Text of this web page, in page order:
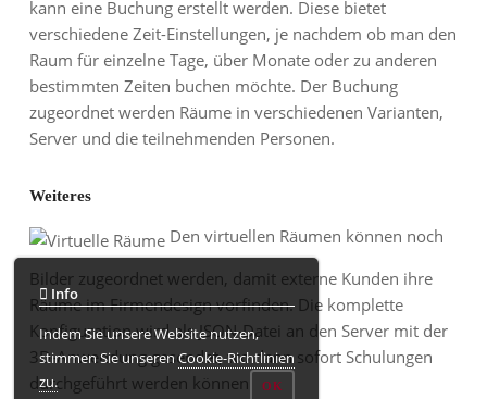
kann eine Buchung erstellt werden. Diese bietet
verschiedene Zeit-Einstellungen, je nachdem ob man den
Raum für einzelne Tage, über Monate oder zu anderen
bestimmten Zeiten buchen möchte. Der Buchung
zugeordnet werden Räume in verschiedenen Varianten,
Server und die teilnehmenden Personen.
Weiteres
Den virtuellen Räumen können noch
Bilder zugeordnet werden, damit externe Kunden ihre
Räume im Firmendesign vorfinden. Die komplette
Konfiguration wird als JSON-Datei an den Server mit der
3D-Anwendung gesendet, wo dann sofort Schulungen
durchgeführt werden können.
Info
Indem Sie unsere Website nutzen,
stimmen Sie unserenCookie-Richtlinien
zu.
OK